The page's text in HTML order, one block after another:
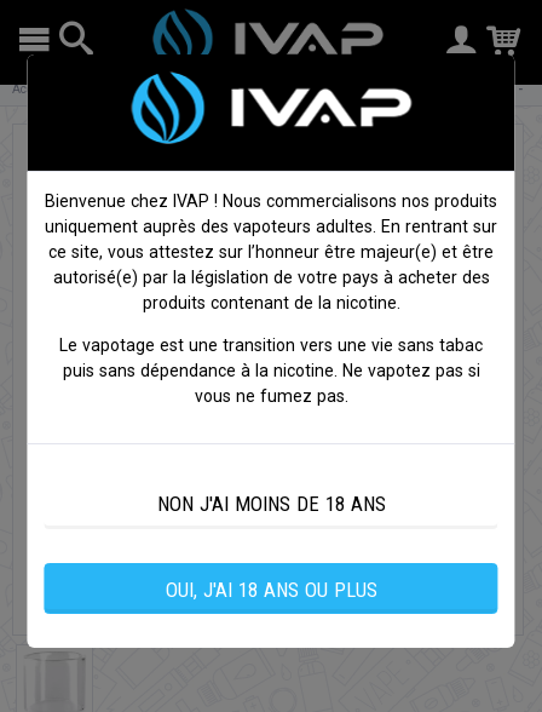
Accueil Cigarettes électroniques Tubes, Vitres & accessoires Tube pyrex Veco Plus -
Bienvenue chez IVAP ! Nous commercialisons nos produits
uniquement auprès des vapoteurs adultes. En rentrant sur
ce site, vous attestez sur l’honneur être majeur(e) et être
autorisé(e) par la législation de votre pays à acheter des
produits contenant de la nicotine.
Le vapotage est une transition vers une vie sans tabac
puis sans dépendance à la nicotine. Ne vapotez pas si
vous ne fumez pas.
NON J'AI MOINS DE 18 ANS
OUI, J'AI 18 ANS OU PLUS